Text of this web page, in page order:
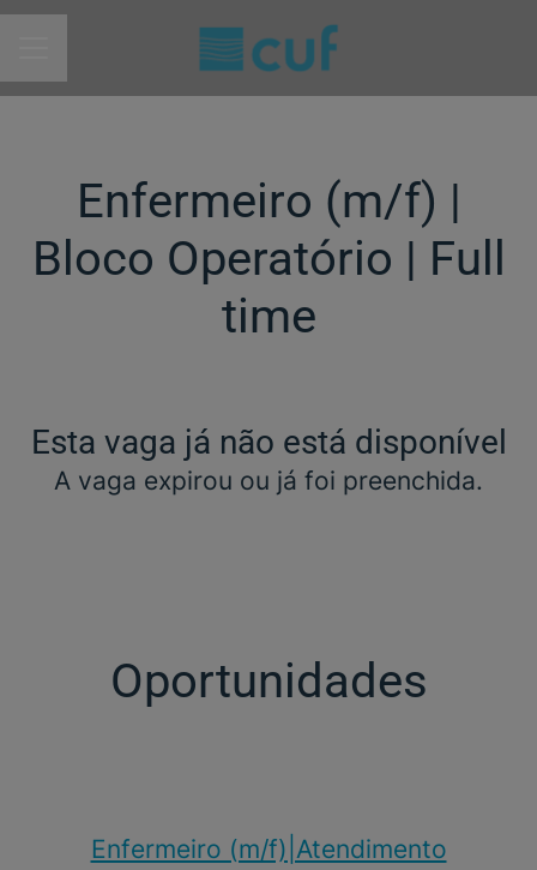
MENU DE CARREIRAS
Enfermeiro (m/f)​ |
Bloco Operatório | Full
time
Esta vaga já não está disponível
A vaga expirou ou já foi preenchida.
Oportunidades
Enfermeiro (m/f)​|Atendimento